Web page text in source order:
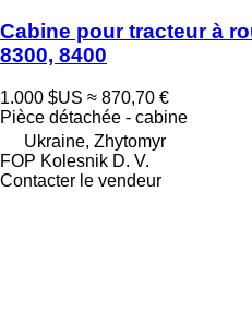
Cabine pour tracteur à
8300, 8400
1.000 $US ≈ 870,70 €
Pièce détachée - cabine
Ukraine, Zhytomyr
FOP Kolesnik D. V.
Contacter le vendeur